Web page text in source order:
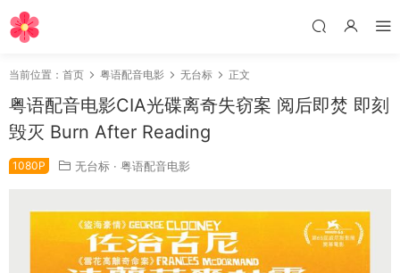
当前位置： 首页 粤语配音电影 无台标 正文
粤语配音电影CIA光碟离奇失窃案 阅后即焚 即刻
毁灭 Burn After Reading
1080P 无台标 · 粤语配音电影